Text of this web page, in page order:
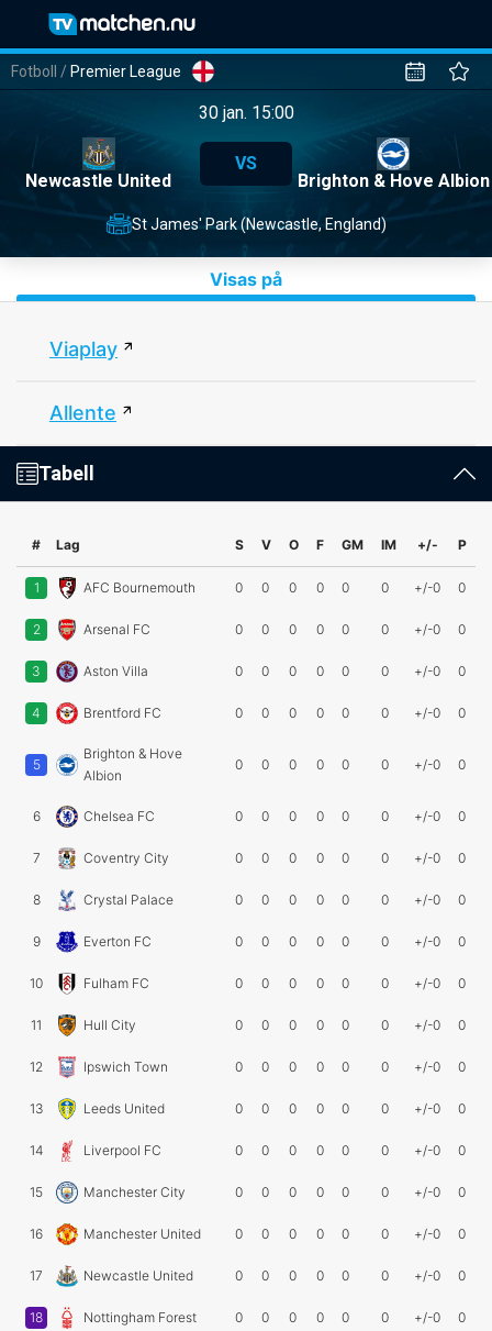
Fotboll / Premier League
30 jan. 15:00
Newcastle United
VS
Brighton & Hove Albion
St James' Park (Newcastle, England)
Visas på
Viaplay
Allente
Tabell
# Lag S V O F GM IM +/- P
1 AFC Bournemouth 0 0 0 0 0 0 +/-0 0
2 Arsenal FC 0 0 0 0 0 0 +/-0 0
3 Aston Villa 0 0 0 0 0 0 +/-0 0
4 Brentford FC 0 0 0 0 0 0 +/-0 0
5
Brighton & Hove
Albion
0 0 0 0 0 0 +/-0 0
6 Chelsea FC 0 0 0 0 0 0 +/-0 0
7 Coventry City 0 0 0 0 0 0 +/-0 0
8 Crystal Palace 0 0 0 0 0 0 +/-0 0
9 Everton FC 0 0 0 0 0 0 +/-0 0
10 Fulham FC 0 0 0 0 0 0 +/-0 0
11 Hull City 0 0 0 0 0 0 +/-0 0
12 Ipswich Town 0 0 0 0 0 0 +/-0 0
13 Leeds United 0 0 0 0 0 0 +/-0 0
14 Liverpool FC 0 0 0 0 0 0 +/-0 0
15 Manchester City 0 0 0 0 0 0 +/-0 0
16 Manchester United 0 0 0 0 0 0 +/-0 0
17 Newcastle United 0 0 0 0 0 0 +/-0 0
18 Nottingham Forest 0 0 0 0 0 0 +/-0 0